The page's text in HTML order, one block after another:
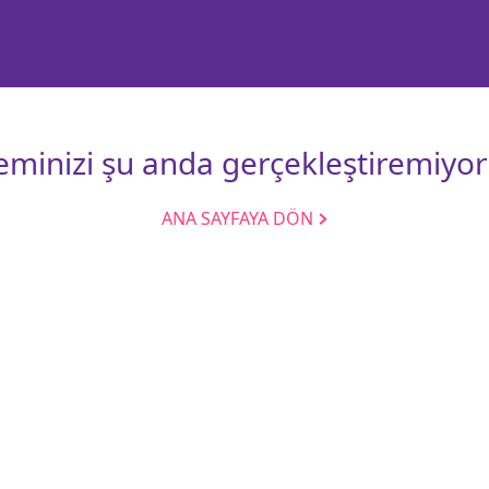
şu anda
ANA SAYFAYA DÖN